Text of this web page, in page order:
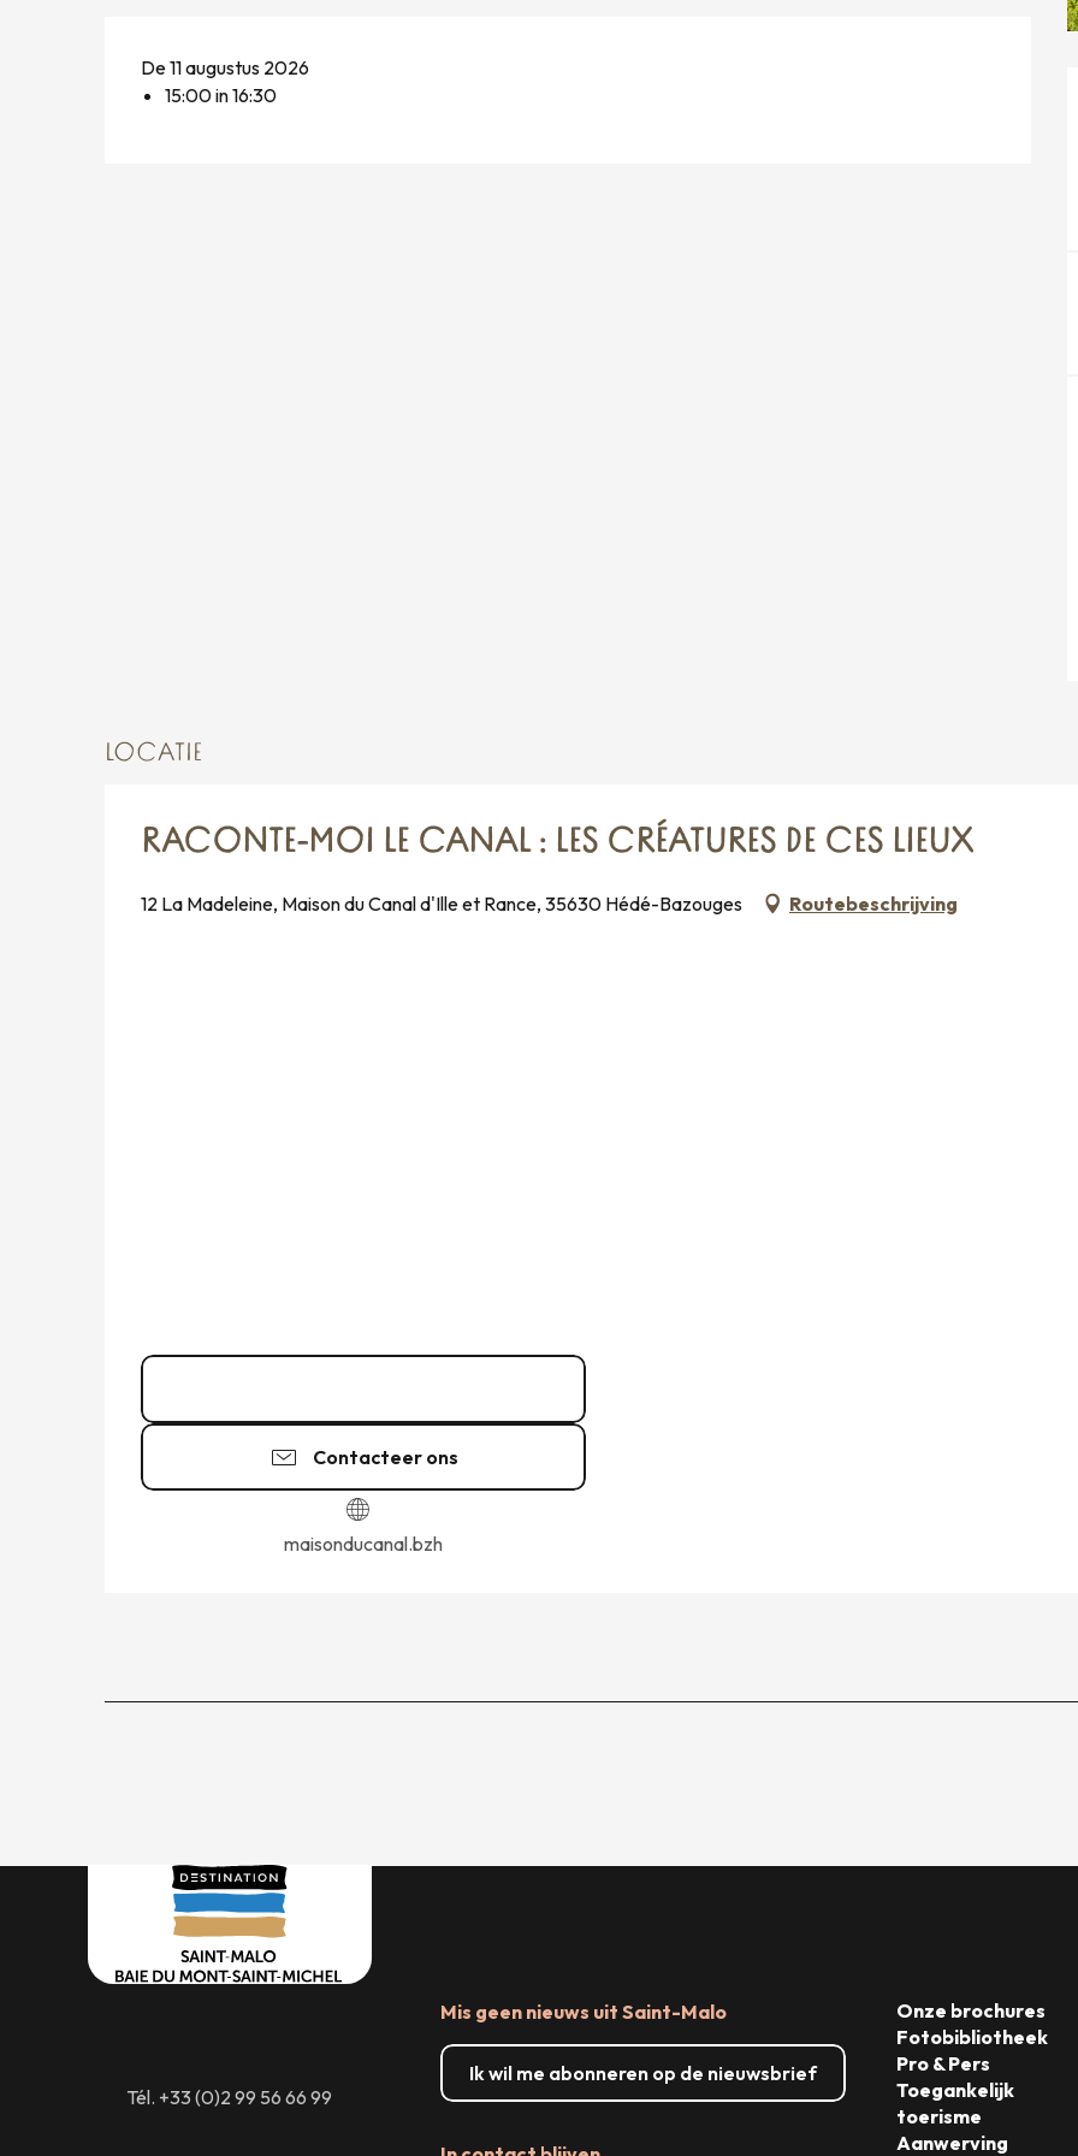
De 11 augustus 2026
15:00 in 16:30
LOCATIE
RACONTE-MOI LE CANAL : LES CRÉATURES DE CES LIEUX
12 La Madeleine, Maison du Canal d'Ille et Rance, 35630 Hédé-Bazouges Routebeschrijving
Contacteer ons
maisonducanal.bzh
Tél. +33 (0)2 99 56 66 99
Mis geen nieuws uit Saint-Malo
Ik wil me abonneren op de nieuwsbrief
Onze brochures
Fotobibliotheek
Pro & Pers
Toegankelijk
toerisme
Aanwerving